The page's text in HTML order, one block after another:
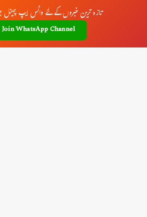
تازہ ترین خبروں کے لئے واٹس ایپ چینل
Join WhatsApp Channel